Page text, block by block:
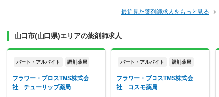
最近見た薬剤師求人をもっと見る
山口市(山口県)エリアの薬剤師求人
パート・アルバイト 調剤薬局
フラワー・ブロスTMS株式会
社 チューリップ薬局
パート・アルバイト 調剤薬局
フラワー・ブロスTMS株式会
社 コスモ薬局